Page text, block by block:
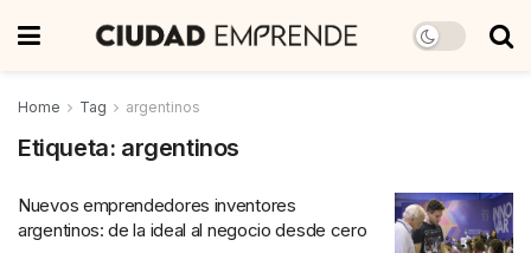
Home Tag argentinos
Etiqueta: argentinos
Nuevos emprendedores inventores
argentinos: de la ideal al negocio desde cero